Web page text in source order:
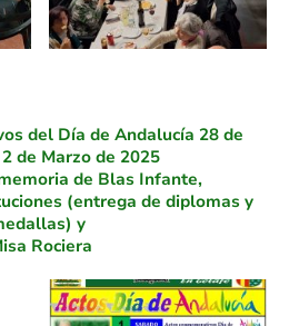
del Día de Andalucía 28 de
de Marzo de 2025
de Blas Infante,
(entrega de diplomas y
y
Rociera